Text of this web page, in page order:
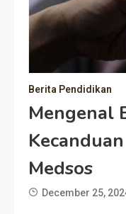
Berita Pendidikan
Mengenal
Medsos
December 25,